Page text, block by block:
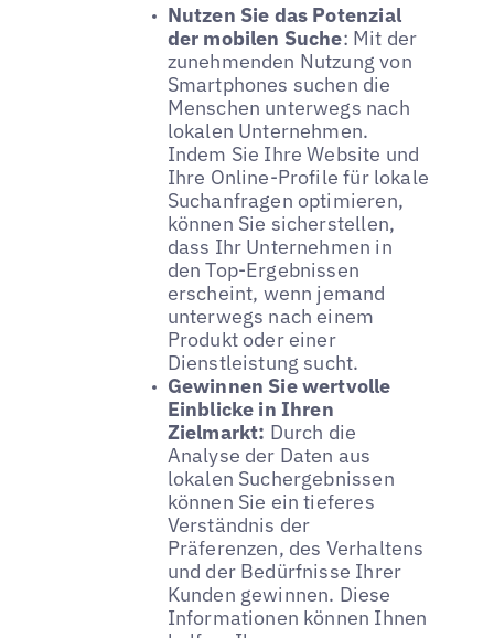
Nutzen Sie das Potenzial
der mobilen Suche: Mit der
zunehmenden Nutzung von
Smartphones suchen die
Menschen unterwegs nach
lokalen Unternehmen.
Indem Sie Ihre Website und
Ihre Online-Profile für lokale
Suchanfragen optimieren,
können Sie sicherstellen,
dass Ihr Unternehmen in
den Top-Ergebnissen
erscheint, wenn jemand
unterwegs nach einem
Produkt oder einer
Dienstleistung sucht.
Gewinnen Sie wertvolle
Einblicke in Ihren
Zielmarkt: Durch die
Analyse der Daten aus
lokalen Suchergebnissen
können Sie ein tieferes
Verständnis der
Präferenzen, des Verhaltens
und der Bedürfnisse Ihrer
Kunden gewinnen. Diese
Informationen können Ihnen